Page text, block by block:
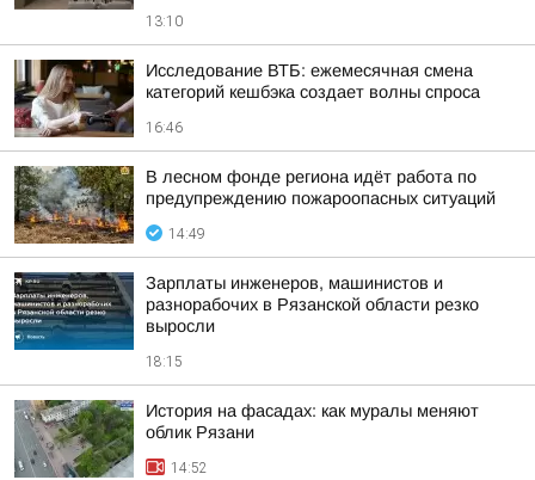
13:10
Исследование ВТБ: ежемесячная смена
категорий кешбэка создает волны спроса
16:46
В лесном фонде региона идёт работа по
предупреждению пожароопасных ситуаций
14:49
Зарплаты инженеров, машинистов и
разнорабочих в Рязанской области резко
выросли
18:15
История на фасадах: как муралы меняют
облик Рязани
14:52